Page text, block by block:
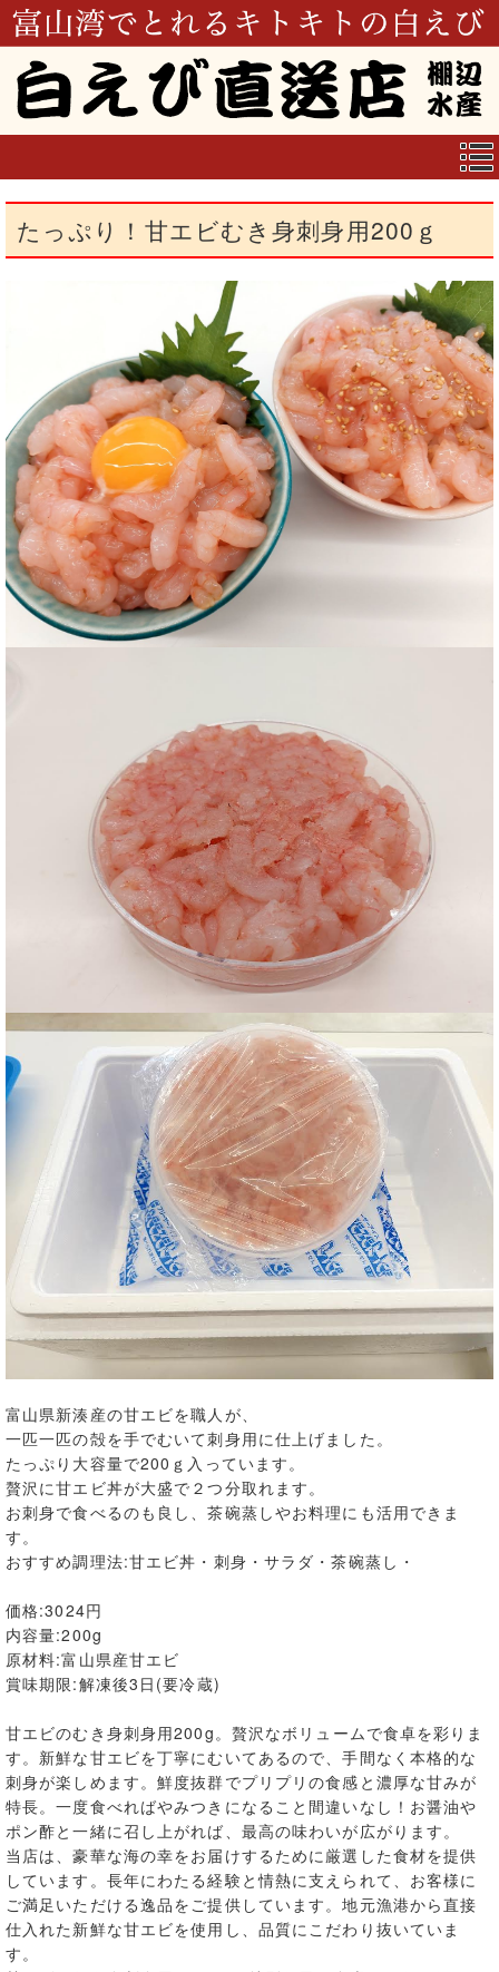
たっぷり！甘エビむき身刺身用200ｇ
富山県新湊産の甘エビを職人が、
一匹一匹の殻を手でむいて刺身用に仕上げました。
たっぷり大容量で200ｇ入っています。
贅沢に甘エビ丼が大盛で２つ分取れます。
お刺身で食べるのも良し、茶碗蒸しやお料理にも活用できま
す。
おすすめ調理法:甘エビ丼・刺身・サラダ・茶碗蒸し・
価格:3024円
内容量:200g
原材料:富山県産甘エビ
賞味期限:解凍後3日(要冷蔵)
甘エビのむき身刺身用200g。贅沢なボリュームで食卓を彩りま
す。新鮮な甘エビを丁寧にむいてあるので、手間なく本格的な
刺身が楽しめます。鮮度抜群でプリプリの食感と濃厚な甘みが
特長。一度食べればやみつきになること間違いなし！お醤油や
ポン酢と一緒に召し上がれば、最高の味わいが広がります。
当店は、豪華な海の幸をお届けするために厳選した食材を提供
しています。長年にわたる経験と情熱に支えられて、お客様に
ご満足いただける逸品をご提供しています。地元漁港から直接
仕入れた新鮮な甘エビを使用し、品質にこだわり抜いていま
す。